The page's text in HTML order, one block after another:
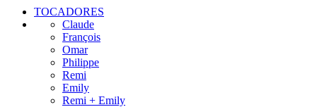
TOCADORES
Claude
François
Omar
Philippe
Remi
Emily
Remi + Emily